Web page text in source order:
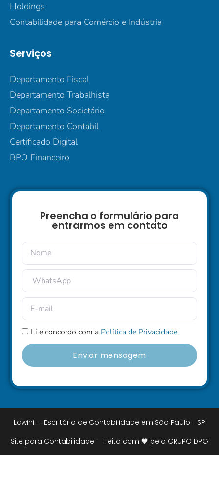
Holdings
Contabilidade para Comércio e Indústria
Serviços
Departamento Fiscal
Departamento Trabalhista
Departamento Societário
Departamento Contábil
Certificado Digital
BPO Financeiro
Preencha o formulário para
entrarmos em contato
Li e concordo com a Política de Privacidade
Enviar mensagem
Lawini — Escritório de Contabilidade em São Paulo - SP
Site para Contabilidade — Feito com 🧡 pelo GRUPO DPG